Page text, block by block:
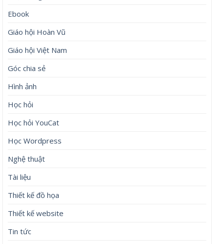
Ebook
Giáo hội Hoàn Vũ
Giáo hội Việt Nam
Góc chia sẻ
Hình ảnh
Học hỏi
Học hỏi YouCat
Học Wordpress
Nghệ thuật
Tài liệu
Thiết kế đồ họa
Thiết kế website
Tin tức